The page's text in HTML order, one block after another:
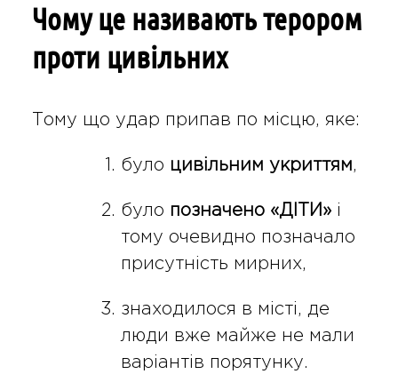
Чому це називають терором
проти цивільних
Тому що удар припав по місцю, яке:
було цивільним укриттям,
було позначено «ДІТИ»і
тому очевидно позначало
присутність мирних,
знаходилося в місті, де
люди вже майже не мали
варіантів порятунку.